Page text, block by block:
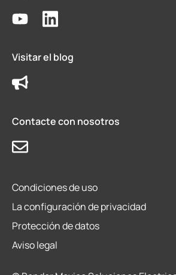
Visitar el blog
Contacte con nosotros
Condiciones de uso
La configuración de privacidad
Protección de datos
Aviso legal